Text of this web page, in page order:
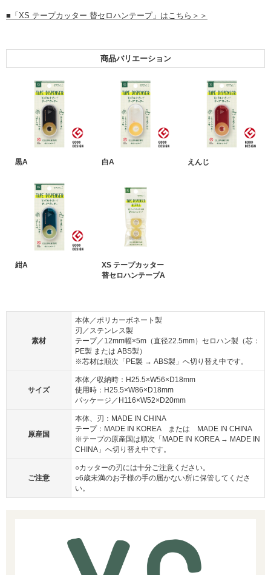
■「XS テープカッター 替セロハンテープ」はこちら＞＞
商品バリエーション
黒A 白A えんじ
紺A
XS テープカッター
替セロハンテープA
素材
本体／ポリカーボネート製
刃／ステンレス製
テープ／12mm幅×5m（直径22.5mm）セロハン製（芯：
PE製 または ABS製）
※芯材は順次「PE製 → ABS製」へ切り替え中です。
サイズ
本体／収納時：H25.5×W56×D18mm
使用時：H25.5×W86×D18mm
パッケージ／H116×W52×D20mm
原産国
本体、刃：MADE IN CHINA
テープ：MADE IN KOREA または MADE IN CHINA
※テープの原産国は順次「MADE IN KOREA → MADE IN
CHINA」へ切り替え中です。
ご注意
○カッターの刃には十分ご注意ください。
○6歳未満のお子様の手の届かない所に保管してくださ
い。